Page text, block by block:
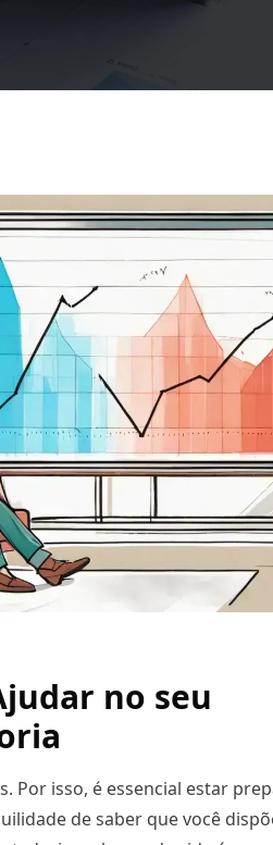
no seu
Por isso, é essencial estar
de saber que você